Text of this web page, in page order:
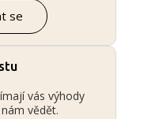
se
vás výhody
vědět.